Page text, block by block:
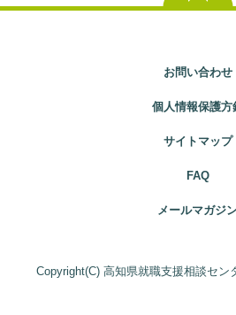
お問い合わせ
個人情報保護方
サイトマップ
FAQ
メールマガジ
Copyright(C) 高知県就職支援相談セン